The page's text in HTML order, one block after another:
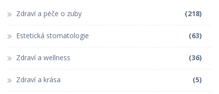
Zdraví a péče o zuby (218)
Estetická stomatologie (63)
Zdraví a wellness (36)
Zdraví a krása (5)